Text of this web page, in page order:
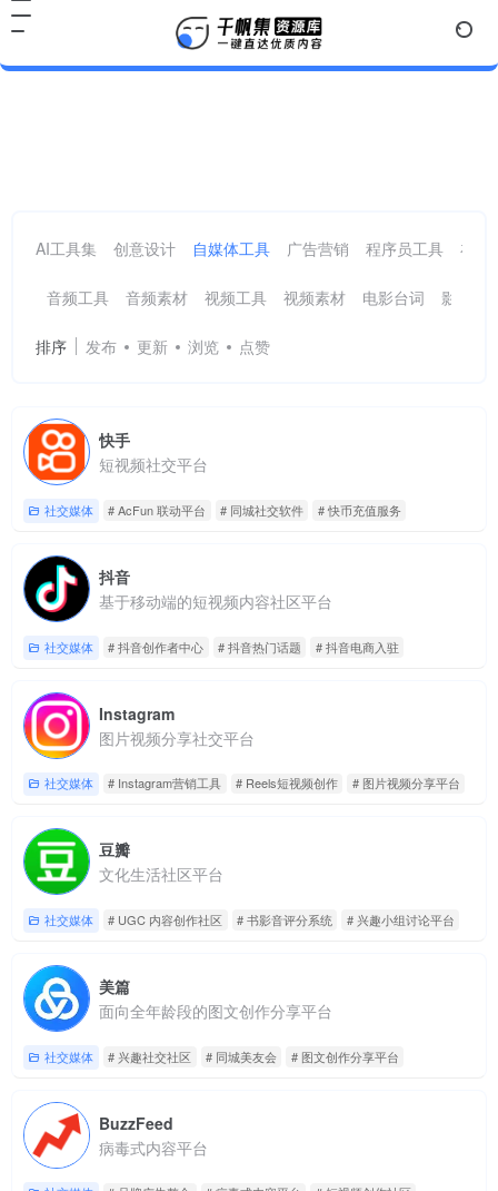
AI工具集 创意设计 自媒体工具 广告营销 程序员工具 在线
音频工具 音频素材 视频工具 视频素材 电影台词 影视素
排序 发布 更新 浏览 点赞
快手
短视频社交平台
社交媒体 # AcFun 联动平台 # 同城社交软件 # 快币充值服务
抖音
基于移动端的短视频内容社区平台
社交媒体 # 抖音创作者中心 # 抖音热门话题 # 抖音电商入驻
Instagram
图片视频分享社交平台
社交媒体 # Instagram营销工具 # Reels短视频创作 # 图片视频分享平台
豆瓣
文化生活社区平台
社交媒体 # UGC 内容创作社区 # 书影音评分系统 # 兴趣小组讨论平台
美篇
面向全年龄段的图文创作分享平台
社交媒体 # 兴趣社交社区 # 同城美友会 # 图文创作分享平台
BuzzFeed
病毒式内容平台